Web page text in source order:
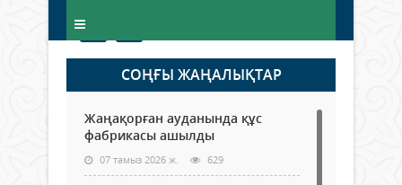
СОҢҒЫ ЖАҢАЛЫҚТАР
Жаңақорған ауданында құс
фабрикасы ашылды
07 тамыз 2026 ж. 629